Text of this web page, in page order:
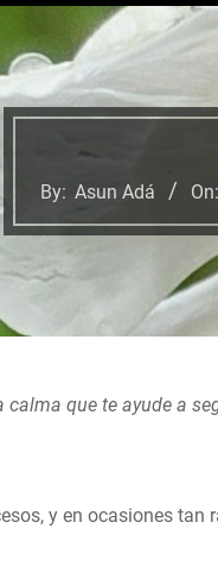
By: Asun Adá On:
calma que te ayude a
y en ocasiones tan